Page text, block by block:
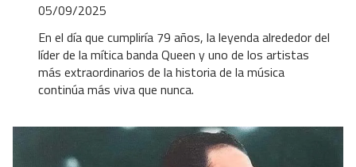
En el día que cumpliría 79 años, la leyenda alrededor del
líder de la mítica banda Queen y uno de los artistas
más extraordinarios de la historia de la música
continúa más viva que nunca.
05/09/2025